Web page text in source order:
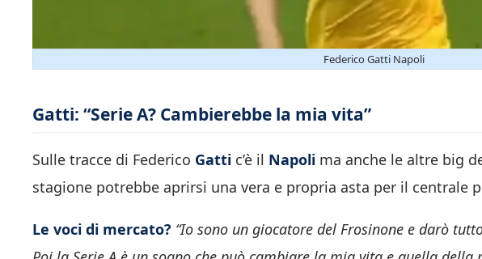
Federico Gatti Napoli
Gatti: “Serie A? Cambierebbe la mia vita”
Sulle tracce di Federico Gatti c’è il Napoli ma anche le altre big
stagione potrebbe aprirsi una vera e propria asta per il centrale
Le voci di mercato? “Io sono un giocatore del Frosinone e darò